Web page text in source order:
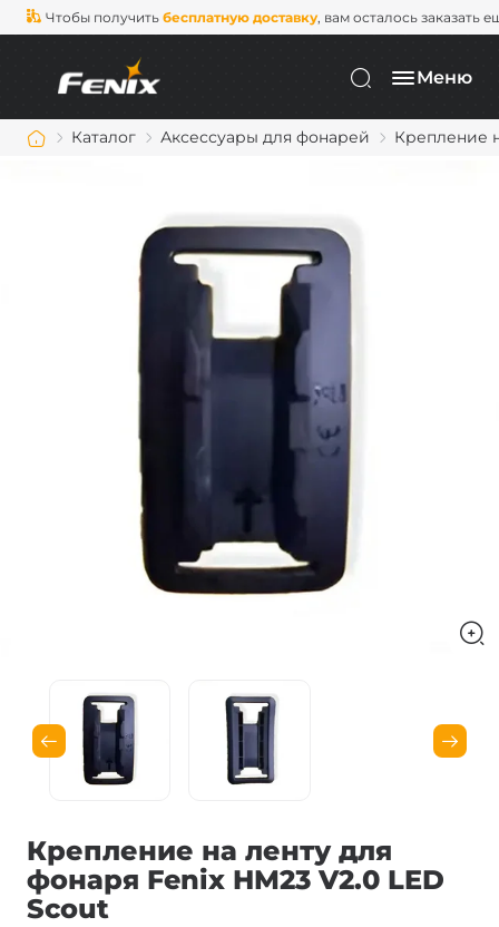
Чтобы получить бесплатную доставку, вам осталось заказать
Меню
Каталог Аксессуары для фонарей Крепление
Крепление на ленту для
фонаря Fenix HM23 V2.0 LED
Scout